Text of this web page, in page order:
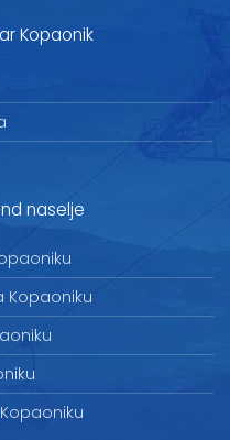
Kopaonik
naselje
Kopaoniku